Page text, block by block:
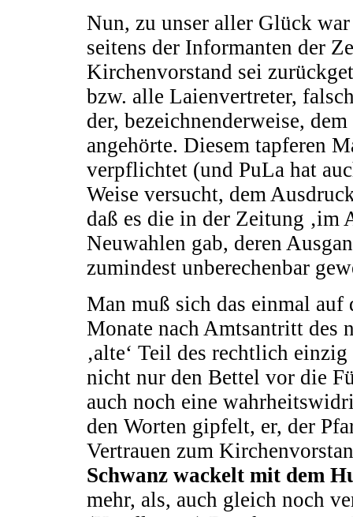
Nun, zu unser aller Glück
seitens der Informanten der
Kirchenvorstand sei
bzw. alle Laienvertreter,
der, bezeichnenderweise,
angehörte. Diesem tapferen
verpflichtet (und PuLa hat
Weise versucht, dem
daß es die in der Zeitung ‚im
Neuwahlen gab, deren
zumindest unberechenbar
Man muß sich das einmal auf
Monate nach Amtsantritt des
‚alte‘ Teil des rechtlich
nicht nur den Bettel vor die
auch noch eine
den Worten gipfelt, er, der
Vertrauen zum
Schwanz wackelt mit dem
mehr, als, auch gleich noch